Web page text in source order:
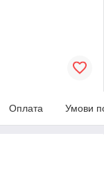
Оплата Умови